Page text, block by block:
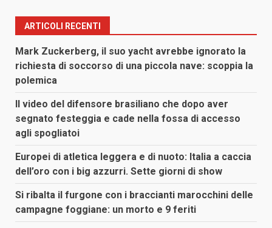
ARTICOLI RECENTI
Mark Zuckerberg, il suo yacht avrebbe ignorato la
richiesta di soccorso di una piccola nave: scoppia la
polemica
Il video del difensore brasiliano che dopo aver
segnato festeggia e cade nella fossa di accesso
agli spogliatoi
Europei di atletica leggera e di nuoto: Italia a caccia
dell’oro con i big azzurri. Sette giorni di show
Si ribalta il furgone con i braccianti marocchini delle
campagne foggiane: un morto e 9 feriti